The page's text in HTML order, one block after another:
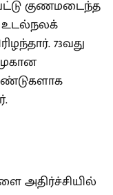
குணமடைந்த
உடல்நலக்
73வது